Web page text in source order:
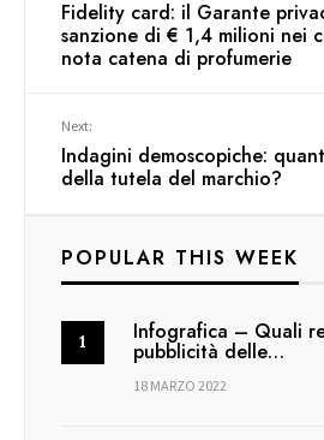
Fidelity card: il Garante
sanzione di € 1,4 milioni nei
nota catena di profumerie
Next:
Indagini demoscopiche:
della tutela del marchio?
POPULAR THIS WEEK
Infografica – Quali
pubblicità delle…
18 MARZO 2022